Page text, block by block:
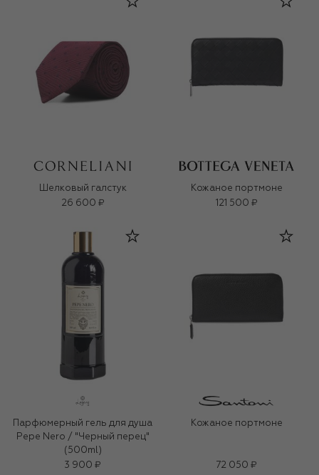
Шелковый галстук
26 600 ₽
Кожаное портмоне
121 500 ₽
Парфюмерный гель для душа
Pepe Nero / "Черный перец"
(500ml)
3 900 ₽
Кожаное портмоне
72 050 ₽